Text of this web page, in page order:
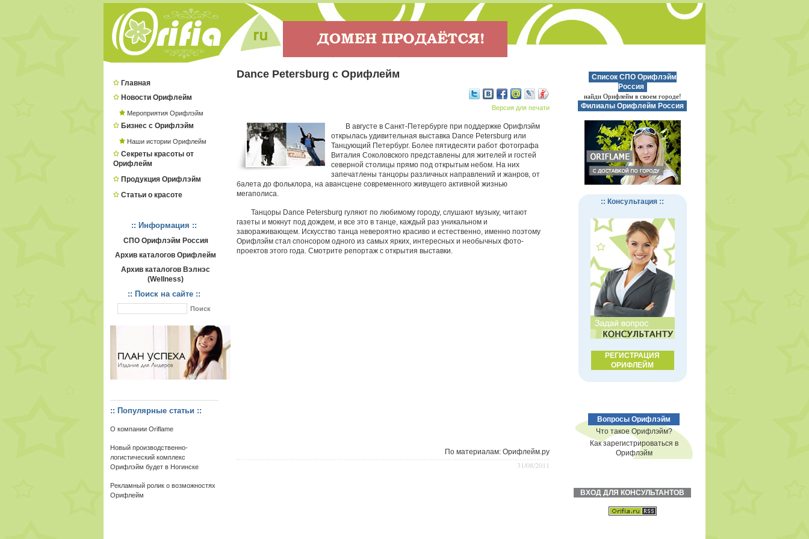
Главная
Новости Орифлейм
Мероприятия Орифлэйм
Бизнес с Орифлэйм
Наши истории Орифлейм
Секреты красоты от
Орифлейм
Продукция Орифлэйм
Статьи о красоте
:: Информация ::
СПО Орифлэйм Россия
Архив каталогов Орифлейм
Архив каталогов Вэлнэс
(Wellness)
:: Поиск на сайте ::
:: Популярные статьи ::
О компании Oriflame
Новый производственно-
логистический комплекс
Орифлэйм будет в Ногинске
Рекламный ролик о возможностях
Орифлейм
Dance Petersburg с Орифлейм
Версия для печати
В августе в Санкт-Петербурге при поддержке Орифлэйм
открылась удивительная выставка Dance Petersburg или
Танцующий Петербург. Более пятидесяти работ фотографа
Виталия Соколовского представлены для жителей и гостей
северной столицы прямо под открытым небом. На них
запечатлены танцоры различных направлений и жанров, от
балета до фольклора, на авансцене современного живущего активной жизнью
мегаполиса.
Танцоры Dance Petersburg гуляют по любимому городу, слушают музыку, читают
газеты и мокнут под дождем, и все это в танце, каждый раз уникальном и
завораживающем. Искусство танца невероятно красиво и естественно, именно поэтому
Орифлэйм стал спонсором одного из самых ярких, интересных и необычных фото-
проектов этого года. Смотрите репортаж с открытия выставки.
По материалам: Орифлейм.ру
31/08/2011
Список СПО Орифлэйм
Россия
найди Орифлейм в своем городе!
Филиалы Орифлейм Россия
:: Консультация ::
РЕГИСТРАЦИЯ
ОРИФЛЕЙМ
Вопросы Орифлэйм
Что такое Орифлэйм?
Как зарегистрироваться в
Орифлэйм
ВХОД ДЛЯ КОНСУЛЬТАНТОВ